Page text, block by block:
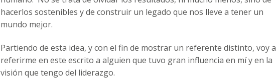
hacerlos sostenibles y de construir un legado que nos lleve a tener un
mundo mejor.
Partiendo de esta idea, y con el fin de mostrar un referente distinto, voy a
referirme en este escrito a alguien que tuvo gran influencia en mí y en la
visión que tengo del liderazgo.